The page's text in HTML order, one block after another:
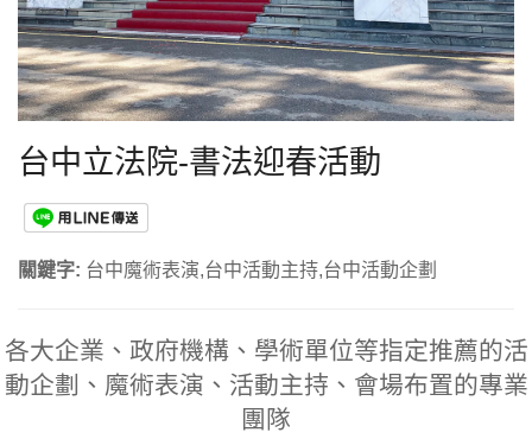
台中立法院-書法迎春活動
關鍵字: 台中魔術表演,台中活動主持,台中活動企劃
各大企業、政府機構、學術單位等指定推薦的活
動企劃、魔術表演、活動主持、會場布置的專業
團隊